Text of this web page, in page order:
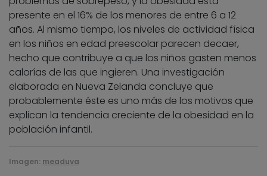
presente en el 16% de los menores de entre 6 a 12
años. Al mismo tiempo, los niveles de actividad física
en los niños en edad preescolar parecen decaer,
hecho que contribuye a que los niños gasten menos
calorías de las que ingieren. Una investigación
elaborada en Nueva Zelanda concluye que
probablemente éste es uno más de los motivos que
explican la tendencia creciente de la obesidad en la
población infantil.
Imagen: meaduva